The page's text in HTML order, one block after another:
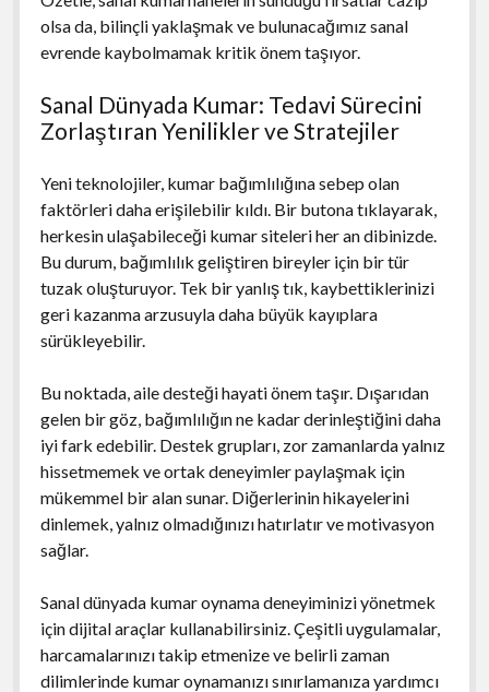
olsa da, bilinçli yaklaşmak ve bulunacağımız sanal
evrende kaybolmamak kritik önem taşıyor.
Sanal Dünyada Kumar: Tedavi Sürecini
Zorlaştıran Yenilikler ve Stratejiler
Yeni teknolojiler, kumar bağımlılığına sebep olan
faktörleri daha erişilebilir kıldı. Bir butona tıklayarak,
herkesin ulaşabileceği kumar siteleri her an dibinizde.
Bu durum, bağımlılık geliştiren bireyler için bir tür
tuzak oluşturuyor. Tek bir yanlış tık, kaybettiklerinizi
geri kazanma arzusuyla daha büyük kayıplara
sürükleyebilir.
Bu noktada, aile desteği hayati önem taşır. Dışarıdan
gelen bir göz, bağımlılığın ne kadar derinleştiğini daha
iyi fark edebilir. Destek grupları, zor zamanlarda yalnız
hissetmemek ve ortak deneyimler paylaşmak için
mükemmel bir alan sunar. Diğerlerinin hikayelerini
dinlemek, yalnız olmadığınızı hatırlatır ve motivasyon
sağlar.
Sanal dünyada kumar oynama deneyiminizi yönetmek
için dijital araçlar kullanabilirsiniz. Çeşitli uygulamalar,
harcamalarınızı takip etmenize ve belirli zaman
dilimlerinde kumar oynamanızı sınırlamanıza yardımcı